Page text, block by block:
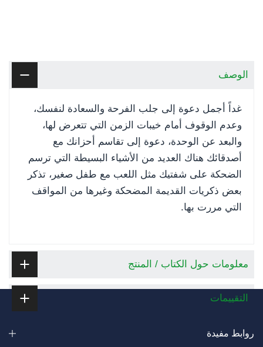
الوصف
غداً أجمل دعوة إلى جلب الفرحة والسعادة لنفسك،
وعدم الوقوف أمام خيبات الزمن التي تتعرض لها،
والبعد عن الوحدة، دعوة إلى تقاسم أحزانك مع
أصدقائك هناك العديد من الأشياء البسيطة التي ترسم
الضحكة على شفتيك مثل اللعب مع طفل صغير، تذكر
بعض ذكريات القديمة المضحكة وغيرها من المواقف
التي مررت بها.
معلومات حول الكتاب / المنتج
التقييمات
روابط مفيدة